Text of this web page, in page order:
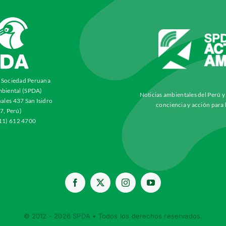
Peruana
(SPDA)
437 San Isidro
Perú)
612 4700
Noticias ambientales del Perú
conciencia y acción
© 2012 - 2026 SPDA • Todos los derechos reservados.